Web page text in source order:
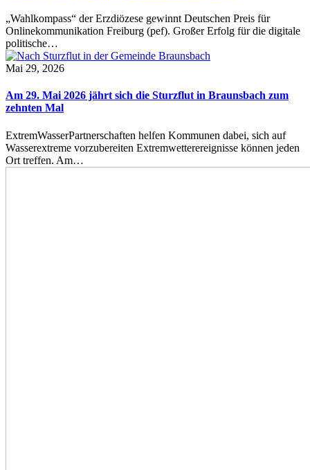
„Wahlkompass“ der Erzdiözese gewinnt Deutschen Preis für
Onlinekommunikation Freiburg (pef). Großer Erfolg für die digitale
politische…
Mai 29, 2026
Am 29. Mai 2026 jährt sich die Sturzflut in Braunsbach zum
zehnten Mal
ExtremWasserPartnerschaften helfen Kommunen dabei, sich auf
Wasserextreme vorzubereiten Extremwetterereignisse können jeden
Ort treffen. Am…